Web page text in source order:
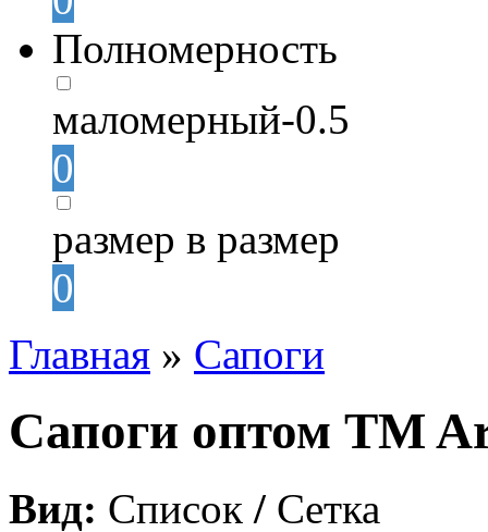
Полномерность
маломерный-0.5
0
размер в размер
0
Главная » Сапоги
Сапоги оптом TM
Вид: Список / Сетка